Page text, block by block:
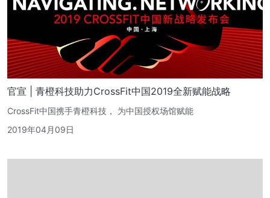
官宣 | 青橙科技助力CrossFit中国2019全新赋能战略
CrossFit中国携手青橙科技， 为中国授权场馆赋能
2019年04月09日